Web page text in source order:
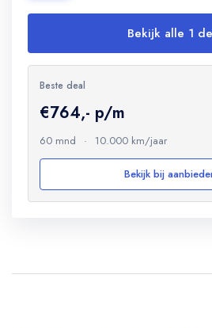
Bekijk alle 1
Beste deal
€764,- p/m
60 mnd · 10.000 km/jaar
Bekijk bij